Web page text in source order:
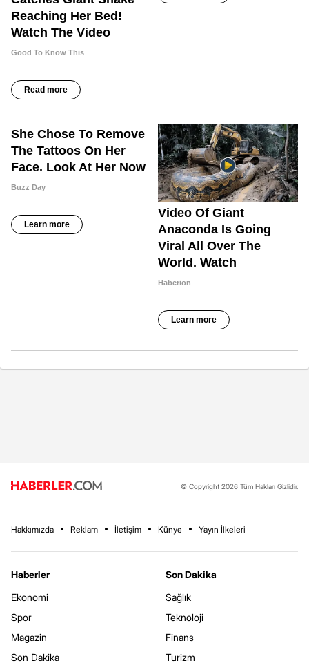
© Copyright 2026 Tüm Hakları Gizlidir.
Hakkımızda Reklam İletişim Künye Yayın İlkeleri
Haberler
Ekonomi
Spor
Magazin
Son Dakika
Son Dakika
Sağlık
Teknoloji
Finans
Turizm